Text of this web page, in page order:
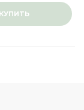
КУПИТЬ